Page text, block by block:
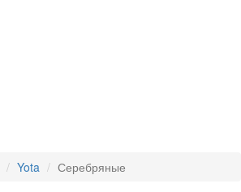
Yota Серебряные